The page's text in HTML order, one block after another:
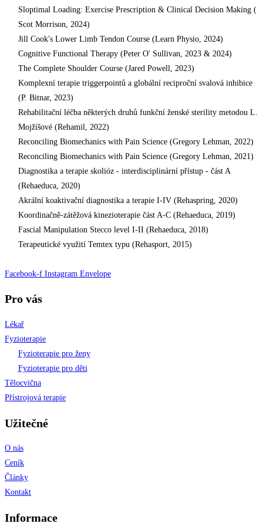
Sloptimal Loading: Exercise Prescription & Clinical Decision Making (
Scot Morrison, 2024)
Jill Cook's Lower Limb Tendon Course (Learn Physio, 2024)
Cognitive Functional Therapy (Peter O' Sullivan, 2023 & 2024)
The Complete Shoulder Course (Jared Powell, 2023)
Komplexní terapie triggerpointů a globální reciproční svalová inhibice
(P. Bitnar, 2023)
Rehabilitační léčba některých druhů funkční ženské sterility metodou L.
Mojžíšové (Rehamil, 2022)
Reconciling Biomechanics with Pain Science (Gregory Lehman, 2022)
Reconciling Biomechanics with Pain Science (Gregory Lehman, 2021)
Diagnostika a terapie skolióz - interdisciplinární přístup - část A
(Rehaeduca, 2020)
Akrální koaktivační diagnostika a terapie I-IV (Rehaspring, 2020)
Koordinačně-zátěžová kinezioterapie část A-C (Rehaeduca, 2019)
Fascial Manipulation Stecco level I-II (Rehaeduca, 2018)
Terapeutické využití Temtex typu (Rehasport, 2015)
Facebook-f Instagram Envelope
Pro vás
Lékař
Fyzioterapie
Fyzioterapie pro ženy
Fyzioterapie pro děti
Tělocvična
Přístrojová terapie
Užitečné
O nás
Ceník
Články
Kontakt
Informace